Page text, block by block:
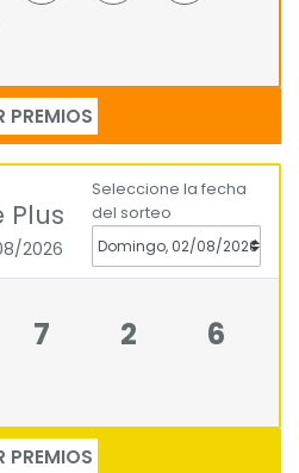
PREMIOS
Plus
2026
Seleccione la fecha
del sorteo
7 2
6
PREMIOS